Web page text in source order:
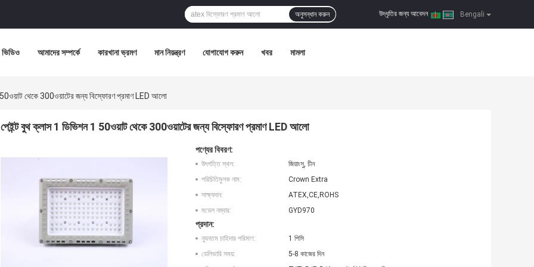
Bengali
উদ্ধৃতির জন্য আবেদন |
অনুসন্ধান করুন
ভিডিও আমাদের সম্পর্কে কারখানা ভ্রমণ মান নিয়ন্ত্রণ যোগাযোগ করুন খবর মামলা
থেকে 300ওয়াটের জন্য বিস্ফোরণ প্রমাণ LED আলো
পেইন্ট বুথ ক্লাস 1 ডিভিশন 1 50ওয়াট থেকে 300ওয়াটের জন্য বিস্ফোরণ প্রমাণ LED আলো
পণ্যের বিবরণ:
উৎপত্তি স্থল:
জিয়াংসু, চীন
পরিচিতিমুলক নাম:
Crown Extra
সাক্ষ্যদান:
ATEX,CE,ROHS
মডেল নম্বার:
GYD970
প্রদান:
ন্যূনতম চাহিদার পরিমাণ:
1 পিসি
ডেলিভারি সময়:
5-8 কাজের দিন